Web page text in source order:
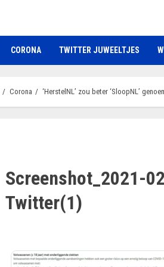
CORONA TWITTER JUWEELTJES
Corona ‘HerstelNL’ zou beter ‘SloopNL’
Screenshot_2021-
Twitter(1)